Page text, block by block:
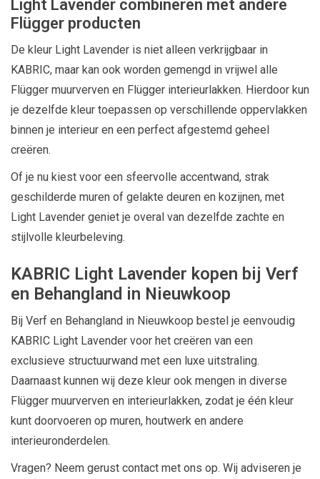
Light Lavender combineren met andere
Flügger producten
De kleur Light Lavender is niet alleen verkrijgbaar in
KABRIC, maar kan ook worden gemengd in vrijwel alle
Flügger muurverven en Flügger interieurlakken. Hierdoor kun
je dezelfde kleur toepassen op verschillende oppervlakken
binnen je interieur en een perfect afgestemd geheel
creëren.
Of je nu kiest voor een sfeervolle accentwand, strak
geschilderde muren of gelakte deuren en kozijnen, met
Light Lavender geniet je overal van dezelfde zachte en
stijlvolle kleurbeleving.
KABRIC Light Lavender kopen bij Verf
en Behangland in Nieuwkoop
Bij Verf en Behangland in Nieuwkoop bestel je eenvoudig
KABRIC Light Lavender voor het creëren van een
exclusieve structuurwand met een luxe uitstraling.
Daarnaast kunnen wij deze kleur ook mengen in diverse
Flügger muurverven en interieurlakken, zodat je één kleur
kunt doorvoeren op muren, houtwerk en andere
interieuronderdelen.
Vragen? Neem gerust contact met ons op. Wij adviseren je